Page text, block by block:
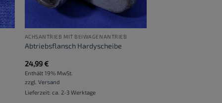
ACHSANTRIEB MIT BEIWAGENANTRIEB
Abtriebsflansch Hardyscheibe
24,99€
Enthält 19% MwSt.
zzgl. Versand
Lieferzeit: ca. 2-3 Werktage